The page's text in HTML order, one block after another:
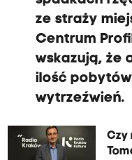
ze straży
Centrum
wskazują, że
ilość
wytrzeźwień.
Czy